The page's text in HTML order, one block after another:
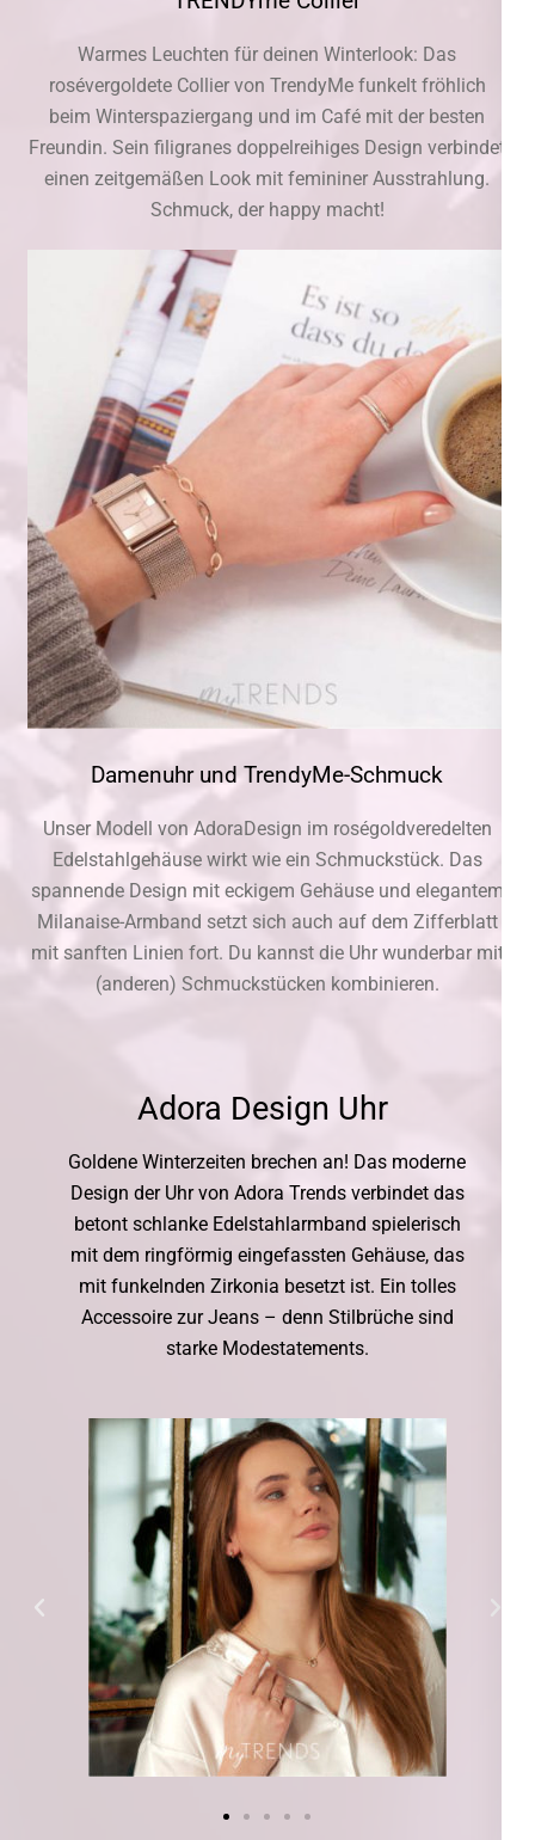
Warmes Leuchten für deinen Winterlook: Das
rosévergoldete Collier von TrendyMe funkelt fröhlich
beim Winterspaziergang und im Café mit der besten
Freundin. Sein filigranes doppelreihiges Design verbindet
einen zeitgemäßen Look mit femininer Ausstrahlung.
Schmuck, der happy macht!
Damenuhr und TrendyMe-Schmuck
Unser Modell von AdoraDesign im roségoldveredelten
Edelstahlgehäuse wirkt wie ein Schmuckstück. Das
spannende Design mit eckigem Gehäuse und elegantem
Milanaise-Armband setzt sich auch auf dem Zifferblatt
mit sanften Linien fort. Du kannst die Uhr wunderbar mit
(anderen) Schmuckstücken kombinieren.
Adora Design Uhr
Goldene Winterzeiten brechen an! Das moderne
Design der Uhr von Adora Trends verbindet das
betont schlanke Edelstahlarmband spielerisch
mit dem ringförmig eingefassten Gehäuse, das
mit funkelnden Zirkonia besetzt ist. Ein tolles
Accessoire zur Jeans – denn Stilbrüche sind
starke Modestatements.